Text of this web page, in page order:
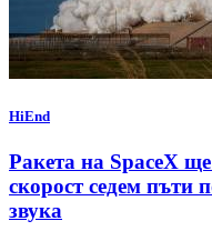
HiEnd
Ракета на SpaceX
скорост седем пъти
звука